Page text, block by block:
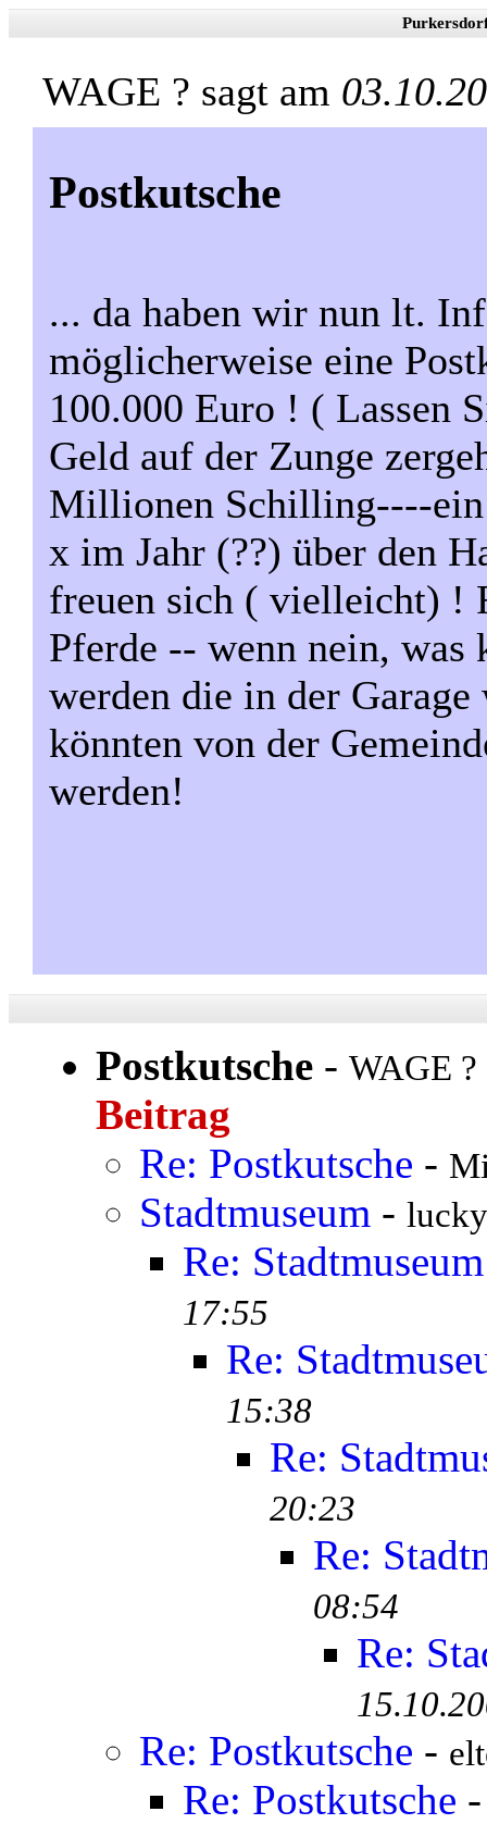
WAGE ? sagt am
Postkutsche
... da haben wir nun lt.
möglicherweise eine
100.000 Euro ! ( Lassen
Geld auf der Zunge
Millionen Schilling----
x im Jahr (??) über den
freuen sich ( vielleicht) !
Pferde -- wenn nein, was
werden die in der
könnten von der
werden!
Postkutsche - WAGE
Beitrag
Re: Postkutsche -
Stadtmuseum -
Re: Stadtmuseum
17:55
Re:
15:38
Re:
20:23
Re:
08:54
Re:
Re: Postkutsche -
Re: Postkutsche